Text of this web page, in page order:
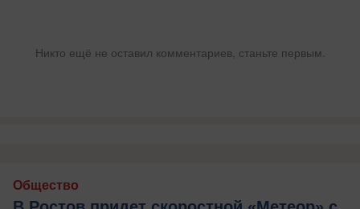
Никто ещё не оставил комментариев, станьте первым.
Общество